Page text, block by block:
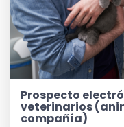
Prospecto
veterinarios
compañía)